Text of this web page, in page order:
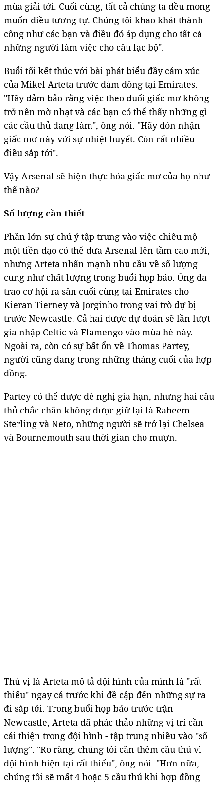
mùa giải tới. Cuối cùng, tất cả chúng ta đều mong
muốn điều tương tự. Chúng tôi khao khát thành
công như các bạn và điều đó áp dụng cho tất cả
những người làm việc cho câu lạc bộ".
Buổi tối kết thúc với bài phát biểu đầy cảm xúc
của Mikel Arteta trước đám đông tại Emirates.
"Hãy đảm bảo rằng việc theo đuổi giấc mơ không
trở nên mờ nhạt và các bạn có thể thấy những gì
các cầu thủ đang làm", ông nói. "Hãy đón nhận
giấc mơ này với sự nhiệt huyết. Còn rất nhiều
điều sắp tới".
Vậy Arsenal sẽ hiện thực hóa giấc mơ của họ như
thế nào?
Số lượng cần thiết
Phần lớn sự chú ý tập trung vào việc chiêu mộ
một tiền đạo có thể đưa Arsenal lên tầm cao mới,
nhưng Arteta nhấn mạnh nhu cầu về số lượng
cũng như chất lượng trong buổi họp báo. Ông đã
trao cơ hội ra sân cuối cùng tại Emirates cho
Kieran Tierney và Jorginho trong vai trò dự bị
trước Newcastle. Cả hai được dự đoán sẽ lần lượt
gia nhập Celtic và Flamengo vào mùa hè này.
Ngoài ra, còn có sự bất ổn về Thomas Partey,
người cũng đang trong những tháng cuối của hợp
đồng.
Partey có thể được đề nghị gia hạn, nhưng hai cầu
thủ chắc chắn không được giữ lại là Raheem
Sterling và Neto, những người sẽ trở lại Chelsea
và Bournemouth sau thời gian cho mượn.
Thú vị là Arteta mô tả đội hình của mình là "rất
thiếu" ngay cả trước khi đề cập đến những sự ra
đi sắp tới. Trong buổi họp báo trước trận
Newcastle, Arteta đã phác thảo những vị trí cần
cải thiện trong đội hình - tập trung nhiều vào "số
lượng". "Rõ ràng, chúng tôi cần thêm cầu thủ vì
đội hình hiện tại rất thiếu", ông nói. "Hơn nữa,
chúng tôi sẽ mất 4 hoặc 5 cầu thủ khi hợp đồng